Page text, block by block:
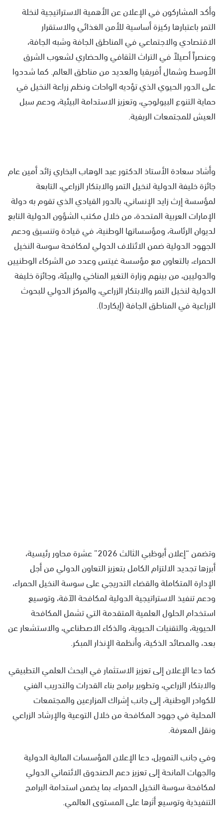
وأكد المشاركون في الإعلان عن الأهمية الاستراتيجية لنخلة
التمر باعتبارها ركيزة أساسية للأمن الغذائي والاستقرار
الاقتصادي والاجتماعي في المناطق الجافة وشبه الجافة،
وعنصراً أصيلاً في التراث الثقافي والحضاري لشعوب الشرق
الأوسط وشمال أفريقيا والعديد من مناطق العالم. كما شددوا
على الدور الحيوي الذي تؤديه الواحات ونظم زراعة النخيل في
حماية التنوع البيولوجي، وتعزيز الاستدامة البيئية، ودعم سبل
العيش للمجتمعات الريفية.
وأشاد سعادة الأستاذ الدكتور عبد الوهاب البخاري زائد أمين عام
جائزة خليفة الدولية لنخيل التمر والابتكار الزراعي، التابعة
لمؤسسة إرث زايد الإنساني، بالدور القيادي الذي تقوم به دولة
الإمارات العربية المتحدة، من خلال مكتب الشؤون الدولية التابع
لديوان الرئاسة، ومؤسساتها الوطنية، في قيادة وتنسيق ودعم
الجهود الدولية ضمن الائتلاف الدولي لمكافحة سوسة النخيل
الحمراء، بالتعاون مع مؤسسة غيتس وعدد من الشركاء الوطنيين
والدوليين، من بينهم وزارة التغير المناخي والبيئة، وجائزة خليفة
الدولية لنخيل التمر والابتكار الزراعي، والمركز الدولي للبحوث
الزراعية في المناطق الجافة (إيكاردا).
وتضمن “إعلان أبوظبي الثالث 2026” عشرة محاور رئيسية،
أبرزها تجديد الالتزام الكامل بتعزيز التعاون الدولي من أجل
الإدارة المتكاملة والقضاء التدريجي على سوسة النخيل الحمراء،
ودعم تنفيذ الاستراتيجية الدولية لمكافحة الآفة، وتوسيع
استخدام الحلول العلمية المتقدمة التي تشمل المكافحة
الحيوية، والتقنيات الحيوية، والذكاء الاصطناعي، والاستشعار عن
بعد، والمصائد الذكية، وأنظمة الإنذار المبكر.
كما دعا الإعلان إلى تعزيز الاستثمار في البحث العلمي التطبيقي
والابتكار الزراعي، وتطوير برامج بناء القدرات والتدريب الفني
للكوادر الوطنية، إلى جانب إشراك المزارعين والمجتمعات
المحلية في جهود المكافحة من خلال التوعية والإرشاد الزراعي
ونقل المعرفة.
وفي جانب التمويل، دعا الإعلان المؤسسات المالية الدولية
والجهات المانحة إلى تعزيز دعم الصندوق الائتماني الدولي
لمكافحة سوسة النخيل الحمراء، بما يضمن استدامة البرامج
التنفيذية وتوسيع أثرها على المستوى العالمي.